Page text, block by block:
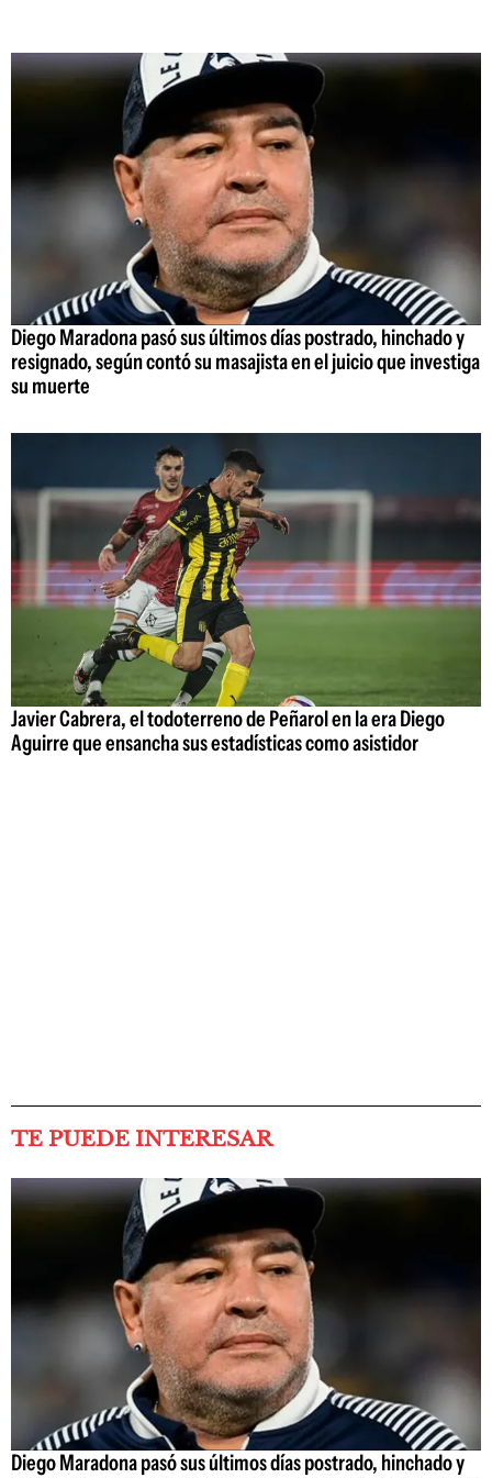
Diego Maradona pasó sus últimos días postrado, hinchado y
resignado, según contó su masajista en el juicio que investiga
su muerte
Javier Cabrera, el todoterreno de Peñarol en la era Diego
Aguirre que ensancha sus estadísticas como asistidor
TE PUEDE INTERESAR
Diego Maradona pasó sus últimos días postrado, hinchado y